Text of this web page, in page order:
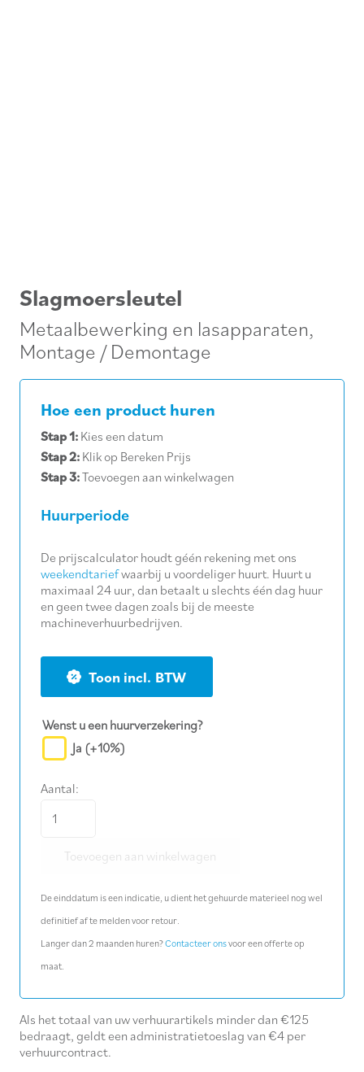
Slagmoersleutel
Metaalbewerking en lasapparaten,
Montage / Demontage
Hoe een product huren
Stap 1: Kies een datum
Stap 2: Klik op Bereken Prijs
Stap 3:Toevoegen aan winkelwagen
Huurperiode
De prijscalculator houdt géén rekening met ons
weekendtariefwaarbij u voordeliger huurt. Huurt u
maximaal 24 uur, dan betaalt u slechts één dag huur
en geen twee dagen zoals bij de meeste
machineverhuurbedrijven.
BTW
Wenst u een huurverzekering?
Ja (+10%)
Aantal:
Slagmoersleutel
Toevoegen aan winkelwagen
De einddatum is een indicatie, u dient het gehuurde materieel nog wel
definitief af te melden voor retour.
Langer dan 2 maanden huren?Contacteer onsvoor een offerte op
maat.
Als het totaal van uw verhuurartikels minder dan €125
bedraagt, geldt een administratietoeslag van €4 per
verhuurcontract.